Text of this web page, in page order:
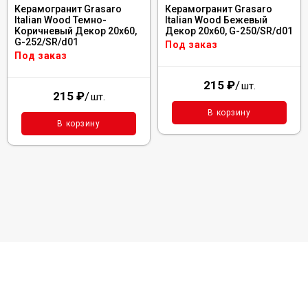
Керамогранит Grasaro
Italian Wood Темно-
Коричневый Декор 20x60,
G-252/SR/d01
Под заказ
215 ₽/шт.
В корзину
Керамогранит Grasaro
Italian Wood Бежевый
Декор 20x60, G-250/SR/d01
Под заказ
215 ₽/шт.
В корзину